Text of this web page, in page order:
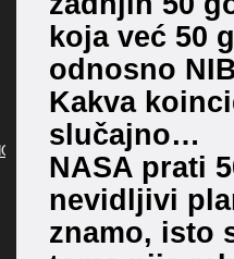
koja već 50
odnosno
Kakva
slučajno…
NASA prati
nevidljivi
znamo, isto